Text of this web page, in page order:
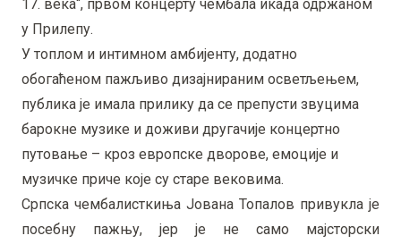
17. века“, првом концерту чембала икада одржаном
у Прилепу.
У топлом и интимном амбијенту, додатно
обогаћеном пажљиво дизајнираним осветљењем,
публика је имала прилику да се препусти звуцима
барокне музике и доживи другачије концертно
путовање – кроз европске дворове, емоције и
музичке приче које су старе вековима.
Српска чембалисткиња Јована Топалов привукла је
посебну пажњу, јер је не само мајсторски